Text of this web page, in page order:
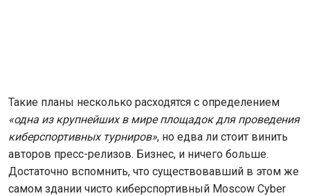
Такие планы несколько расходятся с определением
«одна из крупнейших в мире площадок для проведения
киберспортивных турниров», но едва ли стоит винить
авторов пресс-релизов. Бизнес, и ничего больше.
Достаточно вспомнить, что существовавший в этом же
самом здании чисто киберспортивный Moscow Cyber